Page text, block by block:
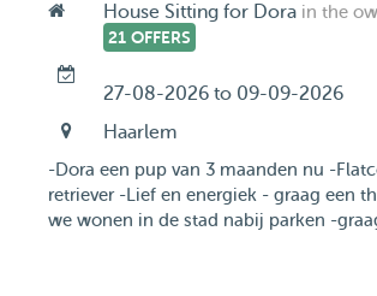
House Sitting for Dora in the
21 OFFERS
27-08-2026 to 09-09-2026
Haarlem
-Dora een pup van 3 maanden nu -
retriever -Lief en energiek - graag een
we wonen in de stad nabij parken -